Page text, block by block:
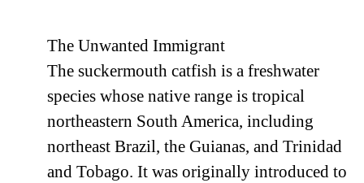
The Unwanted Immigrant
The suckermouth catfish is a freshwater
species whose native range is tropical
northeastern South America, including
northeast Brazil, the Guianas, and Trinidad
and Tobago. It was originally introduced to